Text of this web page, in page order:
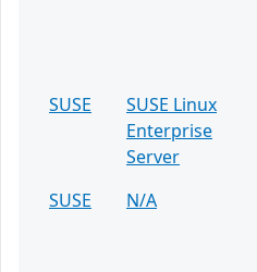
SUSE
SUSE Linux
Enterprise
Server
SUSE N/A